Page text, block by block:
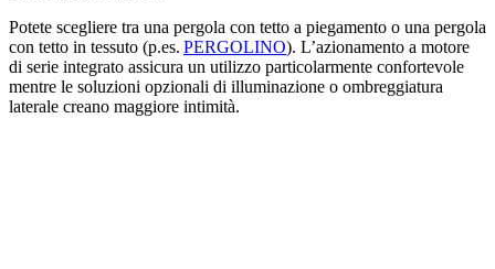
Potete scegliere tra una pergola con tetto a piegamento o una pergola
con tetto in tessuto (p.es. PERGOLINO). L’azionamento a motore
di serie integrato assicura un utilizzo particolarmente confortevole
mentre le soluzioni opzionali di illuminazione o ombreggiatura
laterale creano maggiore intimità.